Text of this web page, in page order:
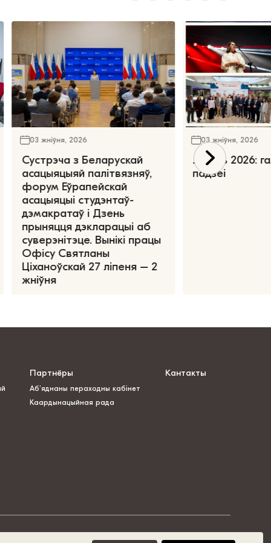
03 жніўня, 2026
Сустрэча з Беларускай
асацыяцыяй палітвязняў,
форум Еўрапейскай
асацыяцыі студэнтаў-
дэмакратаў і Дзень
прыняцця дэкларацыі аб
суверэнітэце. Вынікі працы
Офісу Святланы
Ціханоўскай 27 ліпеня – 2
жніўня
03 жніўня, 2026
Ліпень 2026:
падзеі
Партнёры
Аб’яднаны пераходны кабінет
Каардынацыйная рада
Кантакты